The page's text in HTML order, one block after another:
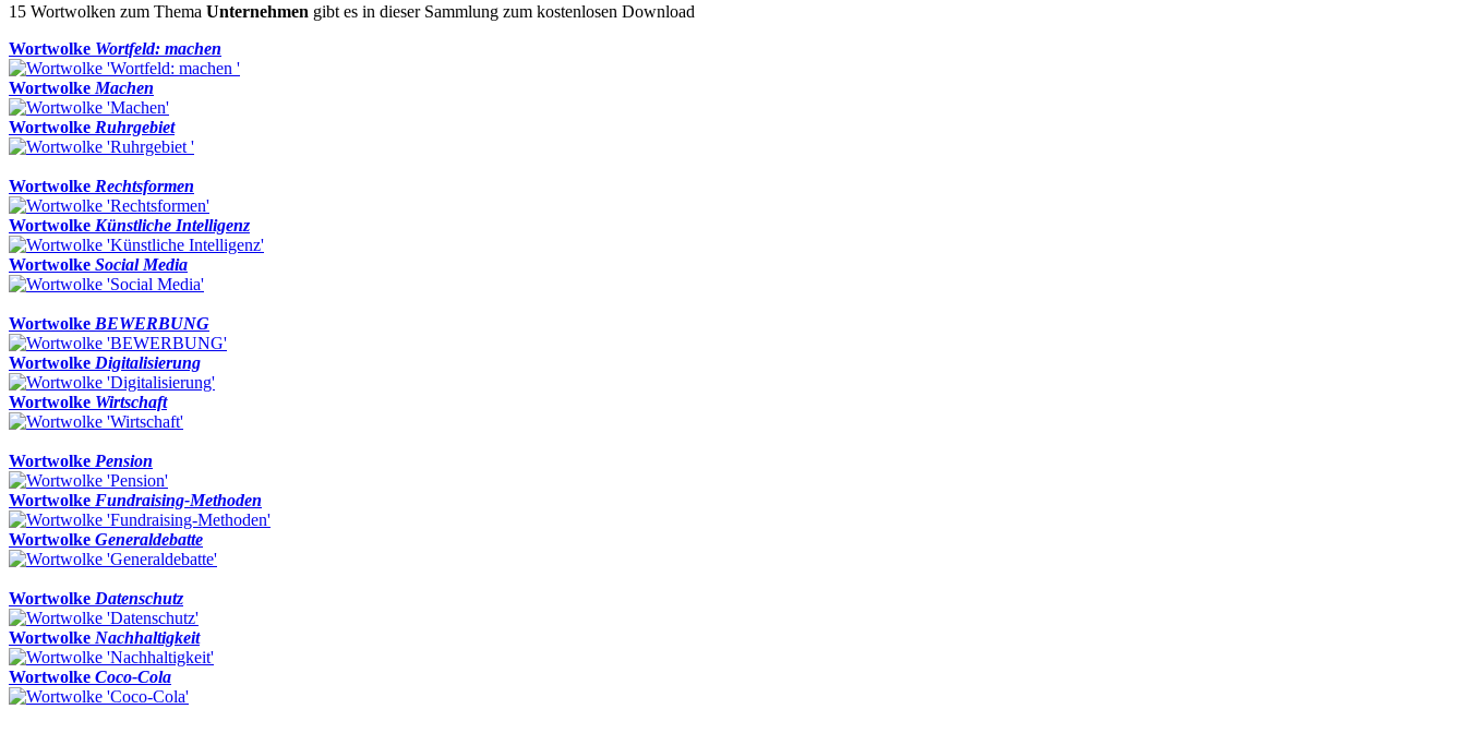
15 Wortwolken zum Thema Unternehmen gibt es in dieser Sammlung zum kostenlosen Download
Wortwolke Wortfeld: machen
Wortwolke Machen
Wortwolke Ruhrgebiet
Wortwolke Rechtsformen
Wortwolke Künstliche Intelligenz
Wortwolke Social Media
Wortwolke BEWERBUNG
Wortwolke Digitalisierung
Wortwolke Wirtschaft
Wortwolke Pension
Wortwolke Fundraising-Methoden
Wortwolke Generaldebatte
Wortwolke Datenschutz
Wortwolke Nachhaltigkeit
Wortwolke Coco-Cola